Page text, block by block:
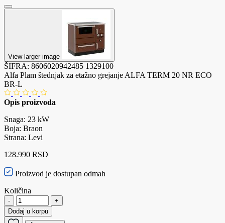
View larger image
ŠIFRA: 8606020942485 1329100
Alfa Plam štednjak za etažno grejanje ALFA TERM 20 NR ECO
BR-L
Opis proizvoda
Snaga: 23 kW
Boja: Braon
Strana: Levi
128.990 RSD
Proizvod je dostupan odmah
Količina
-
+
Dodaj u korpu